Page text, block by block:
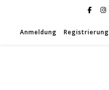
Anmeldung Registrierung